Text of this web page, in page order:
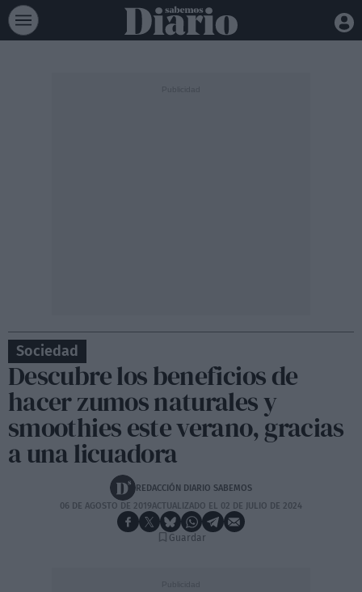
Sociedad
Descubre los beneficios de
hacer zumos naturales y
smoothies este verano, gracias
a una licuadora
REDACCIÓN DIARIO SABEMOS
06 DE AGOSTO DE 2019ACTUALIZADO EL 02 DE JULIO DE 2024
Guardar